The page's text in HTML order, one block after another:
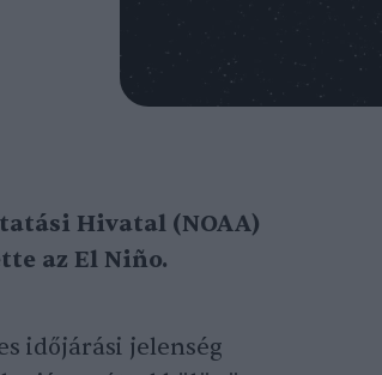
Hivatal (NOAA)
az El Niño.
időjárási jelenség